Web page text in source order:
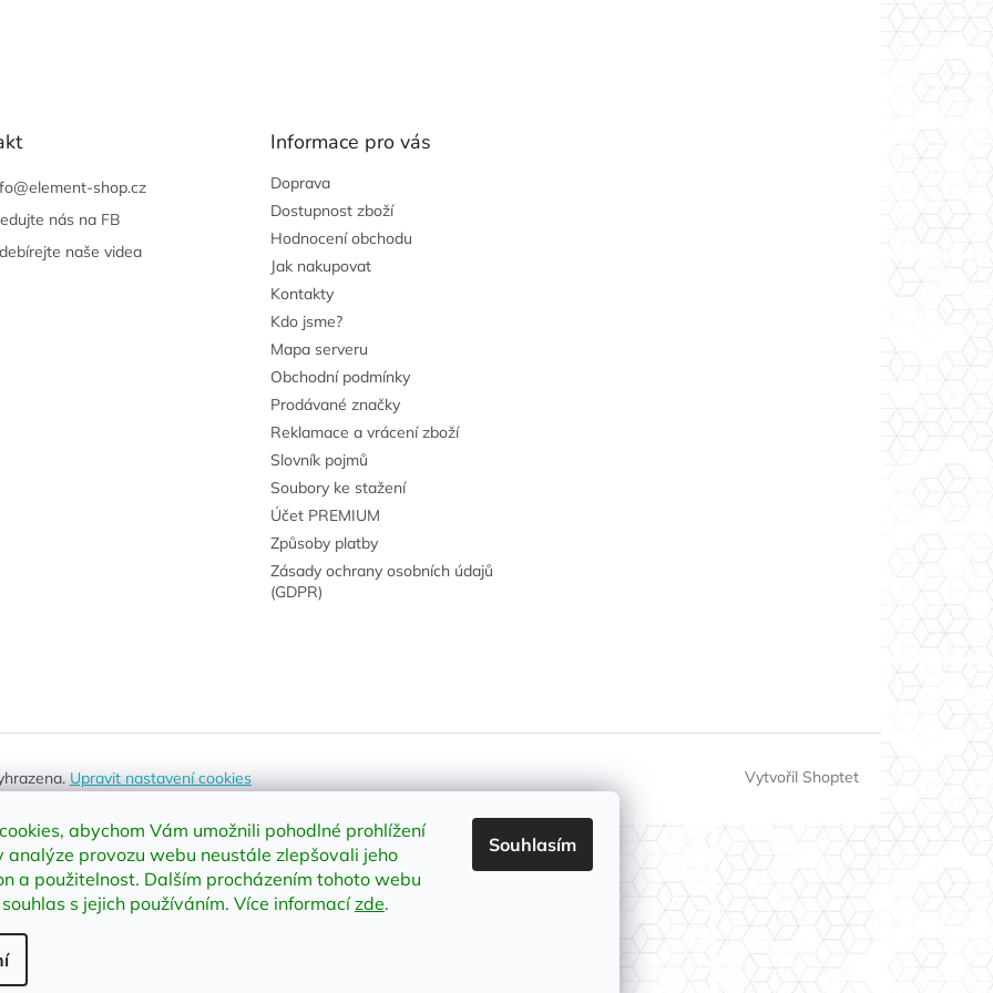
abychom Vám umožnili pohodlné prohlížení
analýze provozu webu neustále zlepšovali jeho
a použitelnost. Dalším procházením tohoto webu
s jejich používáním. Více informacízde.
Souhlasím
@element-shop.cz
nás na FB
naše videa
Informace pro vás
Doprava
Dostupnost zboží
Hodnocení obchodu
Jak nakupovat
Kontakty
Kdo jsme?
Mapa serveru
Obchodní podmínky
Prodávané značky
Reklamace a vrácení zboží
Slovník pojmů
Soubory ke stažení
Účet PREMIUM
Způsoby platby
Zásady ochrany osobních údajů
(GDPR)
Vytvořil Shoptet
Upravit nastavení cookies